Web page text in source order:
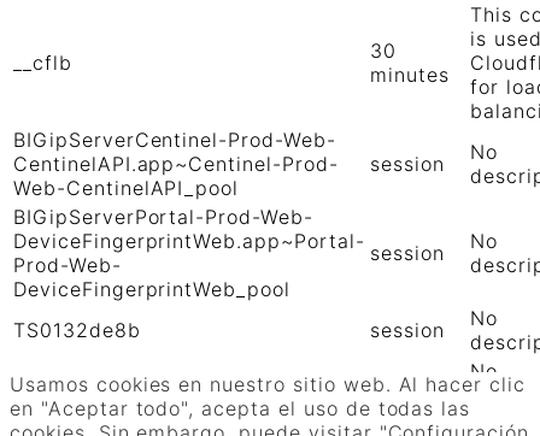
Usamos cookies en nuestro sitio web. Al hacer clic
en "Aceptar todo", acepta el uso de todas las
__cflb
30
minutes
This
is
for
BIGipServerCentinel-Prod-Web-
CentinelAPI.app~Centinel-Prod-
Web-CentinelAPI_pool
session
No
BIGipServerPortal-Prod-Web-
DeviceFingerprintWeb.app~Portal-
Prod-Web-
DeviceFingerprintWeb_pool
session
No
TS0132de8b session
No
TS01906b0c
session
No
GUARDAR Y ACEPTAR